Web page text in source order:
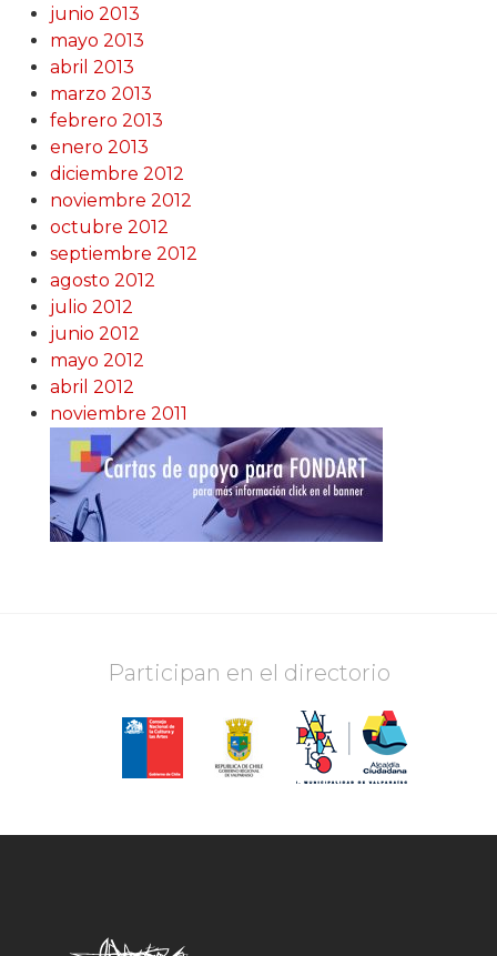
junio 2013
mayo 2013
abril 2013
marzo 2013
febrero 2013
enero 2013
diciembre 2012
noviembre 2012
octubre 2012
septiembre 2012
agosto 2012
julio 2012
junio 2012
mayo 2012
abril 2012
noviembre 2011
Participan en el directorio